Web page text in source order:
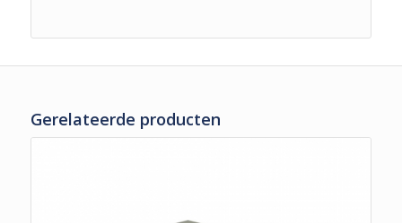
Gerelateerde producten